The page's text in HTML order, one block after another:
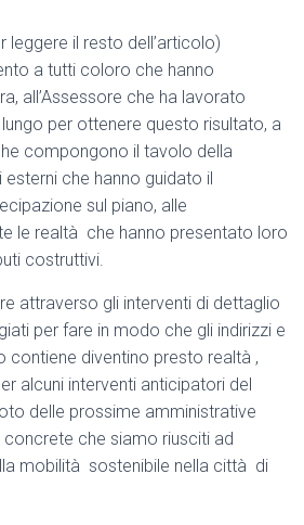
leggere il resto dell’articolo)
a tutti coloro che hanno
all’Assessore che ha lavorato
per ottenere questo risultato, a
compongono il tavolo della
che hanno guidato il
sul piano, alle
le realtà che hanno presentato loro
costruttivi.
attraverso gli interventi di dettaglio
per fare in modo che gli indirizzi e
contiene diventino presto realtà ,
alcuni interventi anticipatori del
delle prossime amministrative
concrete che siamo riusciti ad
mobilità sostenibile nella città di